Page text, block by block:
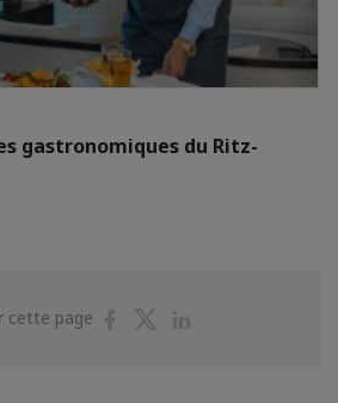
gastronomiques du Ritz-
cette page
PartagerPartager